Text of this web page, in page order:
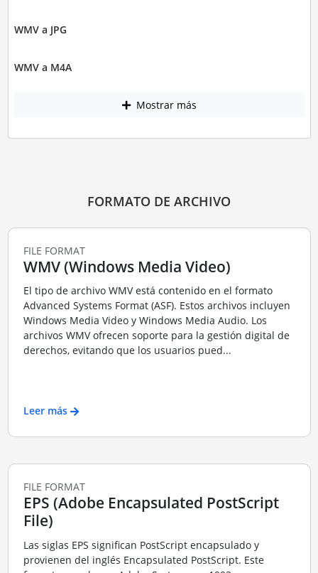
WMV a JPG
WMV a M4A
Mostrar más
FORMATO DE ARCHIVO
FILE FORMAT
WMV (Windows Media Video)
El tipo de archivo WMV está contenido en el formato
Advanced Systems Format (ASF). Estos archivos incluyen
Windows Media Video y Windows Media Audio. Los
archivos WMV ofrecen soporte para la gestión digital de
derechos, evitando que los usuarios pued...
Leer más
FILE FORMAT
EPS (Adobe Encapsulated PostScript
File)
Las siglas EPS significan PostScript encapsulado y
provienen del inglés Encapsulated PostScript. Este